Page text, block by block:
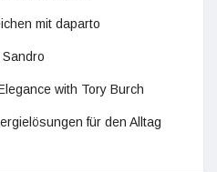
mit daparto
with Tory Burch
für den Alltag